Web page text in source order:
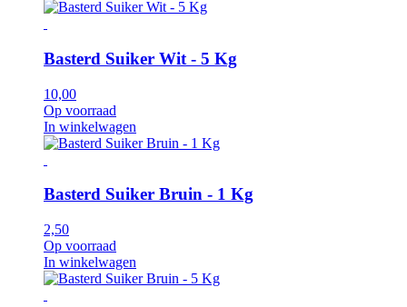
Basterd Suiker Wit - 5 Kg
10,00
Op voorraad
In winkelwagen
Basterd Suiker Bruin - 1 Kg
2,50
Op voorraad
In winkelwagen